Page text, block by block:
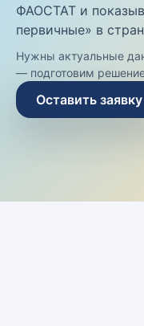
ФАОСТАТ и
первичные» в
Нужны актуальные
— подготовим
Оставить заявку